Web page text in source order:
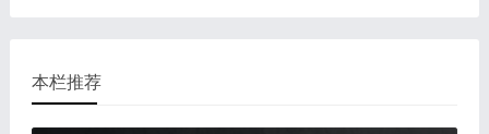
本栏推荐